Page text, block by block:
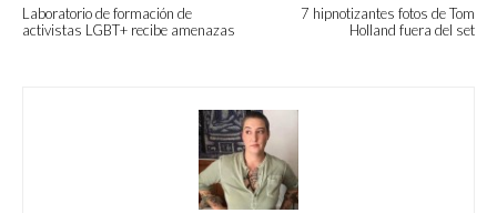
Laboratorio de formación de
activistas LGBT+ recibe amenazas
7 hipnotizantes fotos de Tom
Holland fuera del set